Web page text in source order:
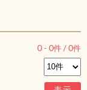
0 - 0件 /0件